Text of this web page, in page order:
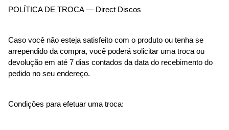
POLÍTICA DE TROCA — Direct Discos
Caso você não esteja satisfeito com o produto ou tenha se
arrependido da compra, você poderá solicitar uma troca ou
devolução em até 7 dias contados da data do recebimento do
pedido no seu endereço.
Condições para efetuar uma troca: